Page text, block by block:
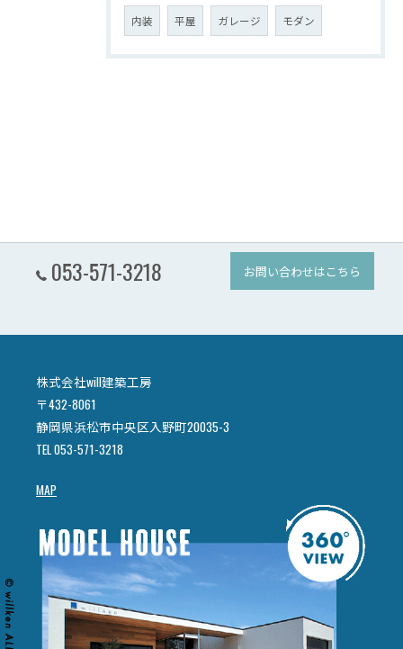
内装 平屋 ガレージ モダン
053-571-3218 お問い合わせはこちら
株式会社will建築工房
〒432-8061
静岡県浜松市中央区入野町20035-3
TEL 053-571-3218
MAP